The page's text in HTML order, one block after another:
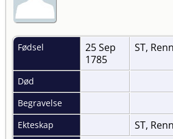
Fødsel
25 Sep
1785
ST,
Død
Begravelse
Ekteskap
ST,